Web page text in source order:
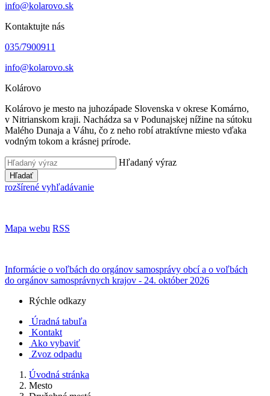
info@kolarovo.sk
Kontaktujte nás
035/7900911
info@kolarovo.sk
Kolárovo
Kolárovo je mesto na juhozápade Slovenska v okrese Komárno,
v Nitrianskom kraji. Nachádza sa v Podunajskej nížine na sútoku
Malého Dunaja a Váhu, čo z neho robí atraktívne miesto vďaka
vodným tokom a krásnej prírode.
Hľadaný výraz
Hľadať
rozšírené vyhľadávanie
Mapa webu RSS
Informácie o voľbách do orgánov samosprávy obcí a o voľbách
do orgánov samosprávnych krajov - 24. október 2026
Rýchle odkazy
Úradná tabuľa
Kontakt
Ako vybaviť
Zvoz odpadu
Úvodná stránka
Mesto